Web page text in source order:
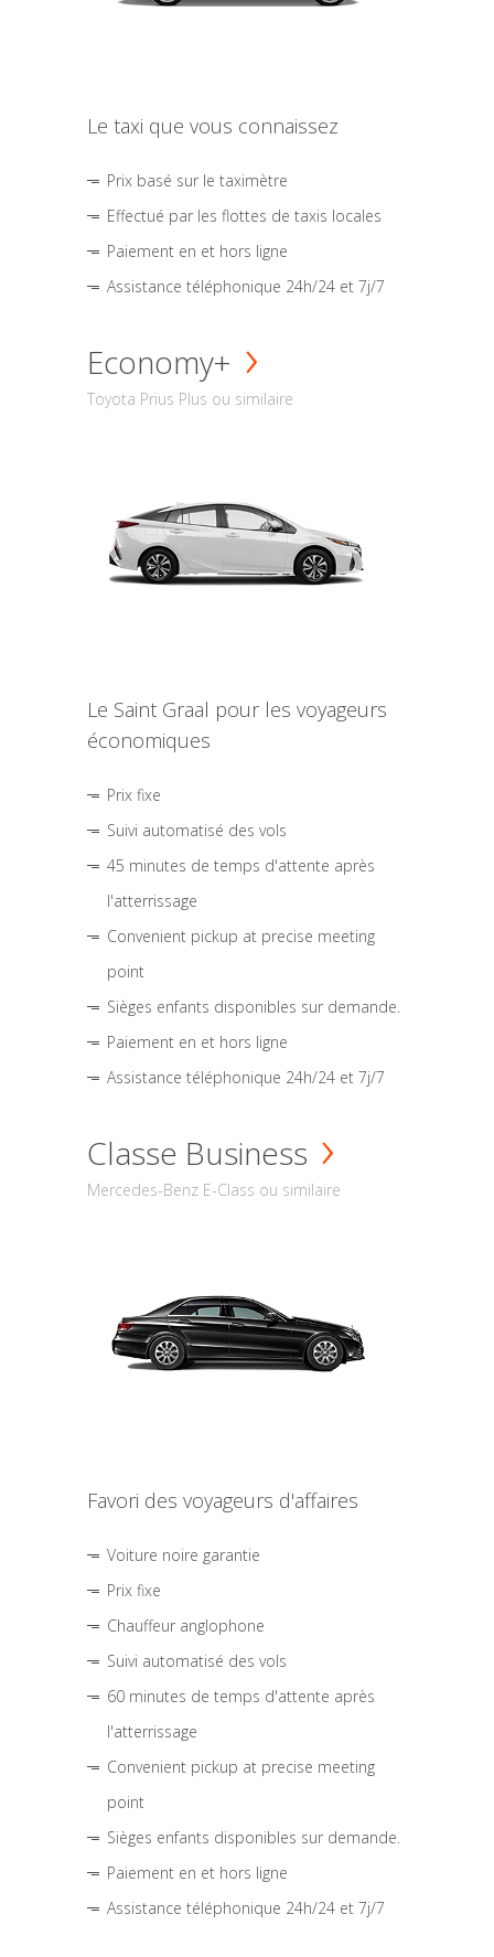
Le taxi que vous connaissez
Prix basé sur le taximètre
Effectué par les flottes de taxis locales
Paiement en et hors ligne
Assistance téléphonique 24h/24 et 7j/7
Economy+
Toyota Prius Plus ou similaire
Le Saint Graal pour les voyageurs
économiques
Prix fixe
Suivi automatisé des vols
45 minutes de temps d'attente après
l'atterrissage
Convenient pickup at precise meeting
point
Sièges enfants disponibles sur demande.
Paiement en et hors ligne
Assistance téléphonique 24h/24 et 7j/7
Classe Business
Mercedes-Benz E-Class ou similaire
Favori des voyageurs d'affaires
Voiture noire garantie
Prix fixe
Chauffeur anglophone
Suivi automatisé des vols
60 minutes de temps d'attente après
l'atterrissage
Convenient pickup at precise meeting
point
Sièges enfants disponibles sur demande.
Paiement en et hors ligne
Assistance téléphonique 24h/24 et 7j/7